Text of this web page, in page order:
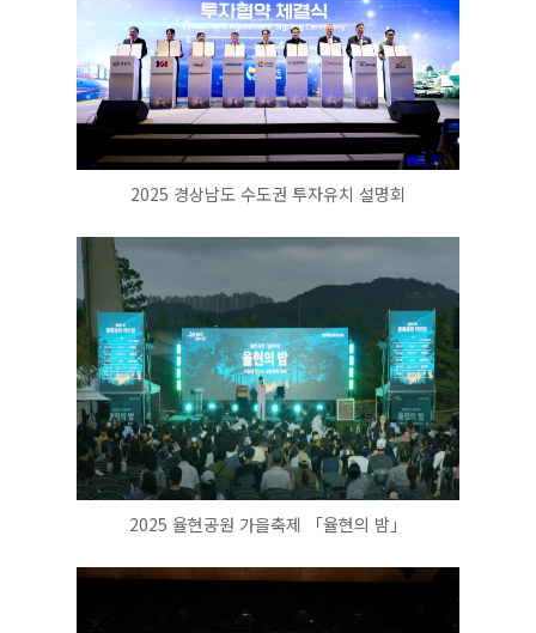
2025 경상남도 수도권 투자유치 설명회
2025 율현공원 가을축제 「율현의 밤」